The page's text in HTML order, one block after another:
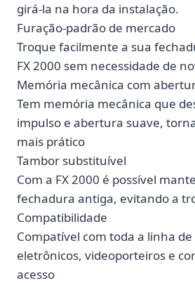
girá-la na hora da instalação.
Furação-padrão de mercado
Troque facilmente a sua
FX 2000 sem necessidade de
Memória mecânica com
Tem memória mecânica que
impulso e abertura suave,
mais prático
Tambor substituível
Com a FX 2000 é possível
fechadura antiga, evitando a
Compatibilidade
Compatível com toda a linha
eletrônicos, videoporteiros e
acesso